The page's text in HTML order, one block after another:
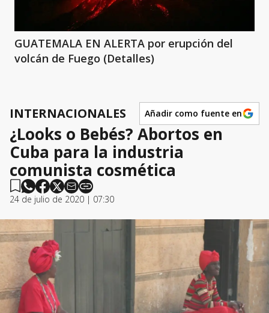
GUATEMALA EN ALERTA por erupción del
volcán de Fuego (Detalles)
INTERNACIONALES Añadir como fuente en
¿Looks o Bebés? Abortos en
Cuba para la industria
comunista cosmética
24 de julio de 2020 | 07:30